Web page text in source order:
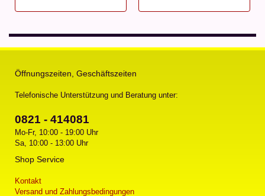
Öffnungszeiten, Geschäftszeiten
Telefonische Unterstützung und Beratung unter:
0821 - 414081
Mo-Fr, 10:00 - 19:00 Uhr
Sa, 10:00 - 13:00 Uhr
Shop Service
Kontakt
Versand und Zahlungsbedingungen